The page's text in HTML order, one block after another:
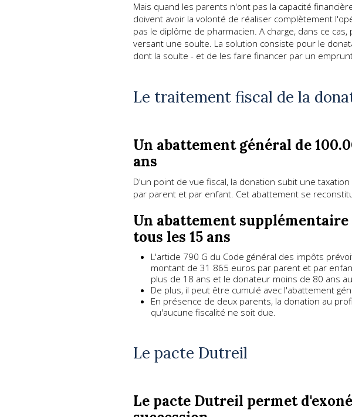
Mais quand les parents n'ont pas la capacité
doivent avoir la volonté de réaliser complètement
pas le diplôme de pharmacien. A charge, dans ce
versant une soulte. La solution consiste pour le
dont la soulte - et de les faire financer par un
Le traitement fiscal de la
Un abattement général de
ans
D'un point de vue fiscal, la donation subit une
par parent et par enfant. Cet abattement se
Un abattement
tous les 15 ans
L'article 790 G du Code général des impôts
montant de 31 865 euros par parent et par
plus de 18 ans et le donateur moins de 80 ans
De plus, il peut être cumulé avec l'abattement
En présence de deux parents, la donation au
qu'aucune fiscalité ne soit due.
Le pacte Dutreil
Le pacte Dutreil permet